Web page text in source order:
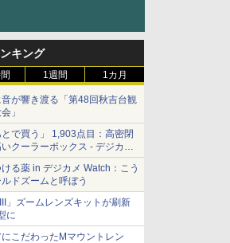
キング
1週間 1カ月
が響き渡る「第48回秋吉台観
」
で買う」 1,903点目：高密閉
クーラーボックス - デジカメ
る薬 in デジカメ Watch：こう
ドズームと呼ぼう
III」ズームレンズキットが刷新
に
こだわったMマウントレン